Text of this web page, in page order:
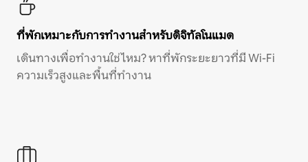
ที่พักเหมาะกับการทำงานสำหรับดิจิทัลโนแมด
เดินทางเพื่อทำงานใช่ไหม? หาที่พักระยะยาวที่มี Wi-Fi
ความเร็วสูงและพื้นที่ทำงาน